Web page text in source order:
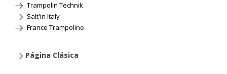
Trampolin Technik
Salt'in Italy
France Trampoline
Página Clásica